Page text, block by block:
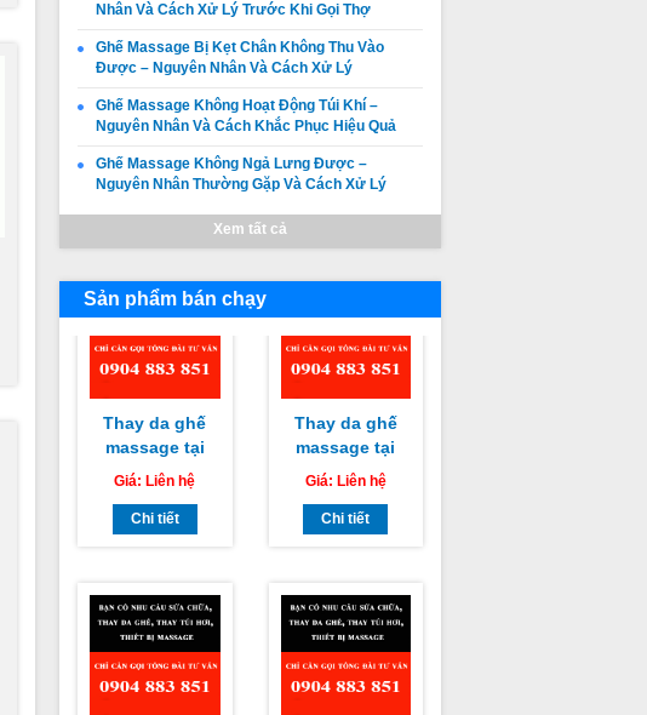
Nhân Và Cách Xử Lý Trước Khi Gọi Thợ
Ghế Massage Bị Kẹt Chân Không Thu Vào
Được – Nguyên Nhân Và Cách Xử Lý
Ghế Massage Không Hoạt Động Túi Khí –
Nguyên Nhân Và Cách Khắc Phục Hiệu Quả
Ghế Massage Không Ngả Lưng Được –
Nguyên Nhân Thường Gặp Và Cách Xử Lý
Xem tất cả
Sản phẩm bán chạy
Ghế Massage
Không Quét
Body Được –
Dấu Hiệu Và
Cách Khắc
Phục
Giá:Liên hệ
Chi tiết
Thay da ghế
massage tại
Thị xã La Gi,
Linh, Huyện
Hàm Tân Bình
Thuận chuyên
Giá:Liên hệ
Chi tiết
massage tại
Huyện Đức
Hàm Thuận
Nam Bình Bình
Thuận chuyên
Giá:Liên hệ
Chi tiết
massage tại
Huyện Tuy
Bắc Bình Bình
Thuận chuyên
nghiệp uy tín
Giá:Liên hệ
Chi tiết